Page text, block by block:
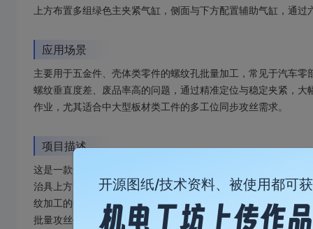
上方布置多组绿色主夹紧气缸，侧面与下方配置辅助气缸，通
应用场景
主要用于五金件、壳体类零件的螺纹孔批量加工，常见于汽车
螺纹垂直度差、废品率高的问题，通过精准定位与稳定夹紧，
作业，尤其适合中大型板材类工件的多工位同步攻丝需求。
项目描述
这是一款专为板材类工件设计的自动化攻丝专用治具，采用刚
治具上方、侧面及下方均布置了独立的夹紧气缸，配合底部定
纹加工的垂直度与一致性。整体结构模块化设计，可根据工件
批量攻丝作业，广泛应用于汽车零部件、通信设备、家电制造
开源图纸/技术资料、被使用都可